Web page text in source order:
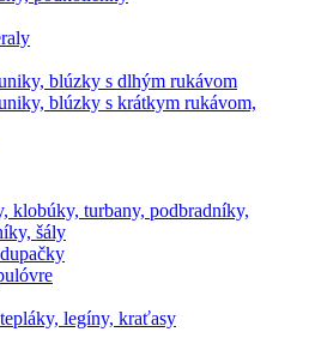
blúzky s dlhým rukávom
blúzky s krátkym rukávom,
klobúky, turbany, podbradníky,
šály
legíny, kraťasy